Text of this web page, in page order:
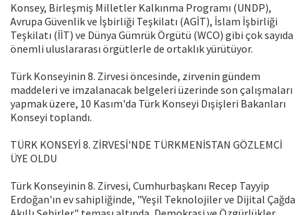
Konsey, Birleşmiş Milletler Kalkınma Programı (UNDP),
Avrupa Güvenlik ve İşbirliği Teşkilatı (AGİT), İslam İşbirliği
Teşkilatı (İİT) ve Dünya Gümrük Örgütü (WCO) gibi çok sayıda
önemli uluslararası örgütlerle de ortaklık yürütüyor.
Türk Konseyinin 8. Zirvesi öncesinde, zirvenin gündem
maddeleri ve imzalanacak belgeleri üzerinde son çalışmaları
yapmak üzere, 10 Kasım'da Türk Konseyi Dışişleri Bakanları
Konseyi toplandı.
TÜRK KONSEYİ 8. ZİRVESİ'NDE TÜRKMENİSTAN GÖZLEMCİ
ÜYE OLDU
Türk Konseyinin 8. Zirvesi, Cumhurbaşkanı Recep Tayyip
Erdoğan'ın ev sahipliğinde, "Yeşil Teknolojiler ve Dijital Çağda